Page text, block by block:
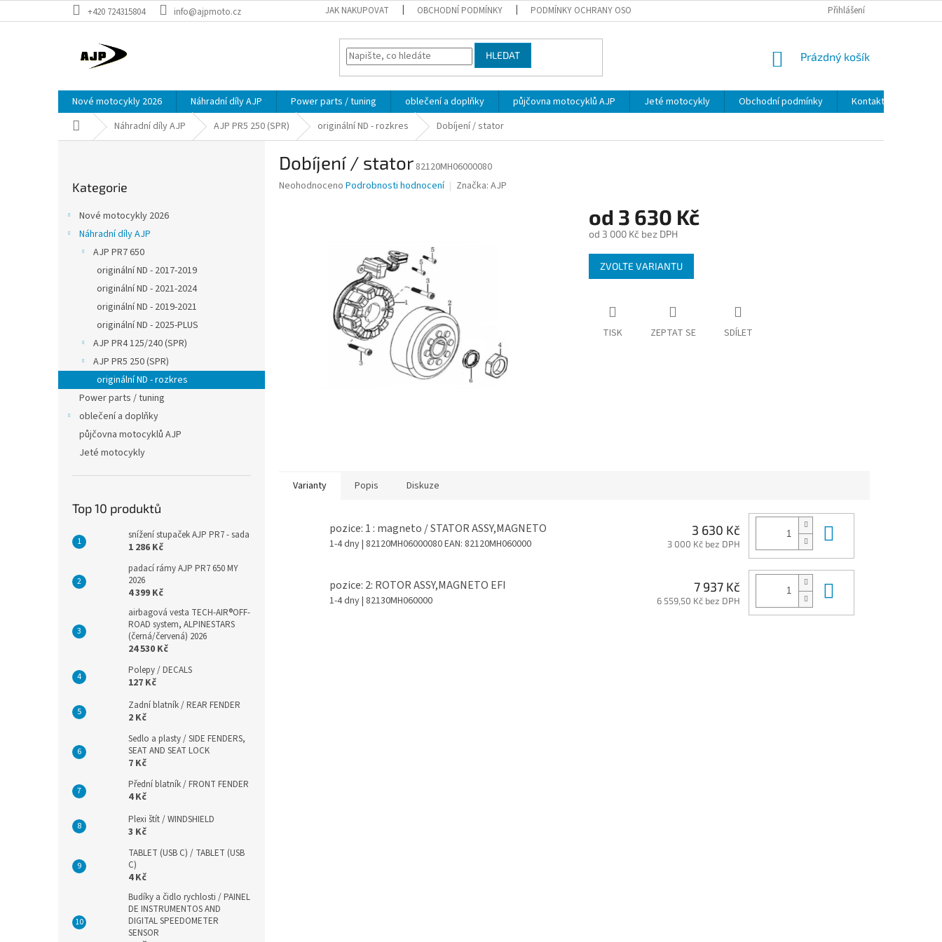
na
+420 724315804 info@ajpmoto.cz JAK NAKUPOVAT OBCHODNÍ PODMÍNKY PODMÍNKY OCHRANY OSOBNÍCH ÚDAJŮ Přihlášení
HLEDAT
NÁKUPNÍ
Prázdný košík
Nové motocykly 2026 Náhradní díly AJP Power parts / tuning oblečení a doplňky půjčovna motocyklů AJP Jeté motocykly Obchodní podmínky
Kontakty
Domů Náhradní díly AJP AJP PR5 250 (SPR) originální ND - rozkres Dobíjení / stator
kategorie
Kategorie
Nové motocykly 2026
Náhradní díly AJP
AJP PR7 650
originální ND - 2017-2019
originální ND - 2021-2024
originální ND - 2019-2021
originální ND - 2025-PLUS
AJP PR4 125/240 (SPR)
AJP PR5 250 (SPR)
originální ND - rozkres
Power parts / tuning
oblečení a doplňky
půjčovna motocyklů AJP
Jeté motocykly
Top 10 produktů
snížení stupaček AJP PR7 - sada
1 286 Kč
padací rámy AJP PR7 650 MY
2026
4 399 Kč
airbagová vesta TECH-AIR®OFF-
ROAD system, ALPINESTARS
(černá/červená) 2026
24 530 Kč
Polepy / DECALS
127 Kč
Zadní blatník / REAR FENDER
2 Kč
Sedlo a plasty / SIDE FENDERS,
SEAT AND SEAT LOCK
7 Kč
Přední blatník / FRONT FENDER
4 Kč
Plexi štít / WINDSHIELD
3 Kč
TABLET (USB C) / TABLET (USB
C)
4 Kč
Budíky a čidlo rychlosti / PAINEL
DE INSTRUMENTOS AND
DIGITAL SPEEDOMETER
SENSOR
Dobíjení / stator 82120MH06000080
Průměrné
Neohodnoceno Podrobnosti hodnocení Značka: AJP
od 3 630 Kč
od 3 000 Kčbez DPH
Měrná
cena:
ZVOLTE VARIANTU
TISK ZEPTAT SE SDÍLET
Varianty Popis Diskuze
pozice: 1 : magneto / STATOR ASSY,MAGNETO
1-4 dny| 82120MH06000080EAN: 82120MH060000
3 630 Kč
3 000 Kč bez DPH
pozice: 2: ROTOR ASSY,MAGNETO EFI
1-4 dny| 82130MH060000
7 937 Kč
6 559,50 Kč bez DPH